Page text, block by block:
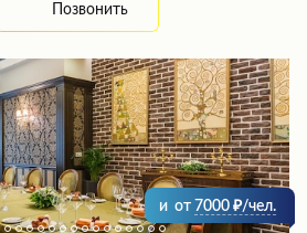
Позвонить
и от 7000 /чел.